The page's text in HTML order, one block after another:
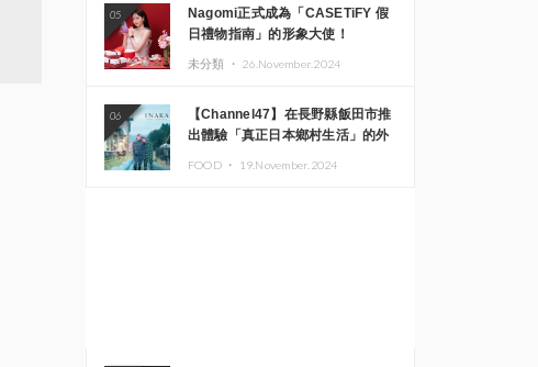
05
Nagomi正式成為「CASETiFY 假
日禮物指南」的形象大使！
未分類 ・ 26.November.2024
06
【Channel47】在長野縣飯田市推
出體驗「真正日本鄉村生活」的外
FOOD ・ 19.November.2024